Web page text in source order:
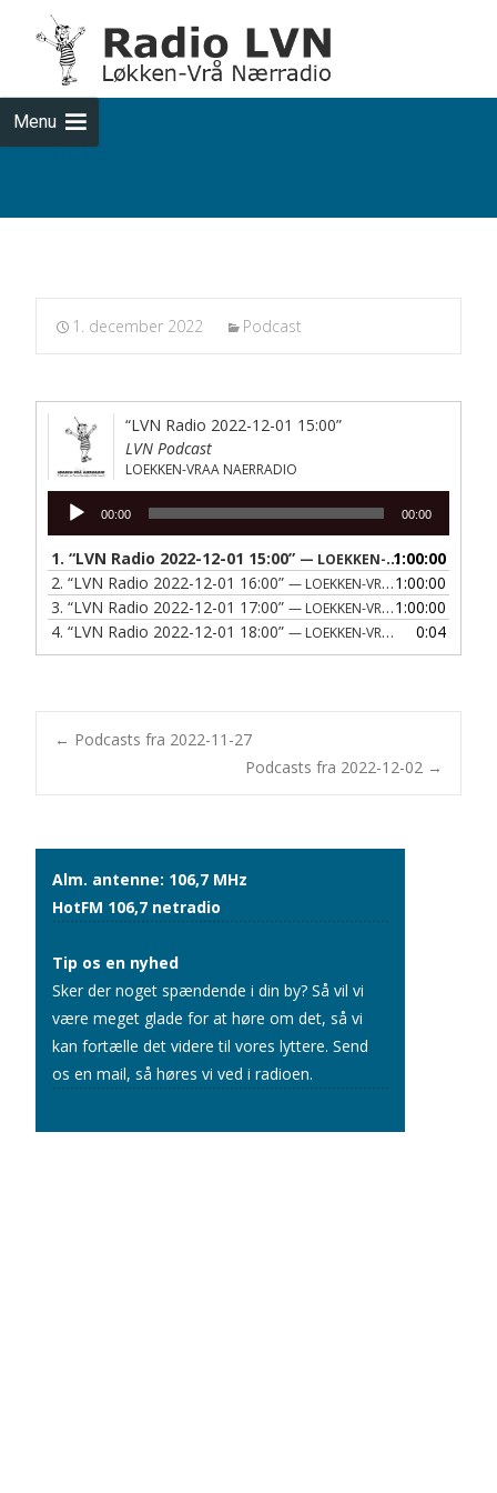
Menu
Podcasts fra 2022-12-01
1. december 2022 Podcast
“LVN Radio 2022-12-01 15:00”
LVN Podcast
LOEKKEN-VRAA NAERRADIO
Lydafspiller
00:00 00:00
1. “LVN Radio 2022-12-01 15:00” — LOEKKEN-VRAA NAERRADIO 1:00:00
2. “LVN Radio 2022-12-01 16:00” — LOEKKEN-VRAA NAERRADIO
1:00:00
3. “LVN Radio 2022-12-01 17:00” — LOEKKEN-VRAA NAERRADIO
1:00:00
4. “LVN Radio 2022-12-01 18:00” — LOEKKEN-VRAA NAERRADIO 0:04
Post
← Podcasts fra 2022-11-27
Podcasts fra 2022-12-02 →
Alm. antenne: 106,7 MHz
HotFM 106,7 netradio
Tip os en nyhed
Sker der noget spændende i din by? Så vil vi
være meget glade for at høre om det, så vi
kan fortælle det videre til vores lyttere. Send
os en mail, så høres vi ved i radioen.